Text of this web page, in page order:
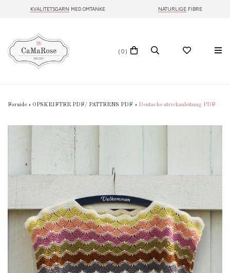
KVALITETSGARN MED OMTANKE NATURLIGE FIBRE
(0)
Forside » OPSKRIFTER PDF/ PATTERNS PDF » Deutsche strickanleitung PDF